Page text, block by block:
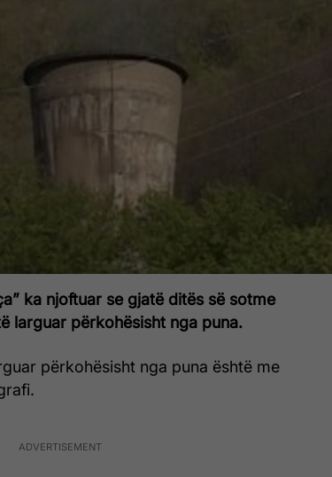
ka njoftuar se gjatë ditës së sotme
larguar përkohësisht nga puna.
përkohësisht nga puna është me